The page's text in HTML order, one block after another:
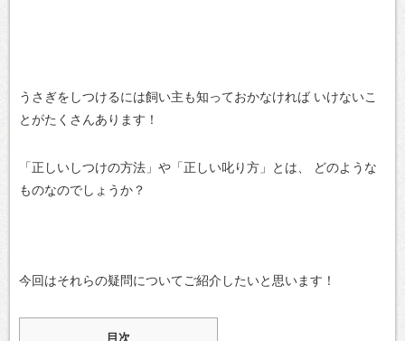
うさぎをしつけるには飼い主も知っておかなければ いけないこ
とがたくさんあります！
「正しいしつけの方法」や「正しい叱り方」とは、
どのような
ものなのでしょうか？
今回はそれらの疑問についてご紹介したいと思います！
目次